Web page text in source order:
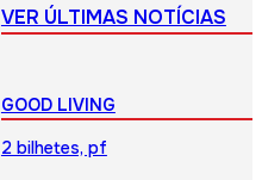
VER ÚLTIMAS NOTÍCIAS
GOOD LIVING
2 bilhetes, pf